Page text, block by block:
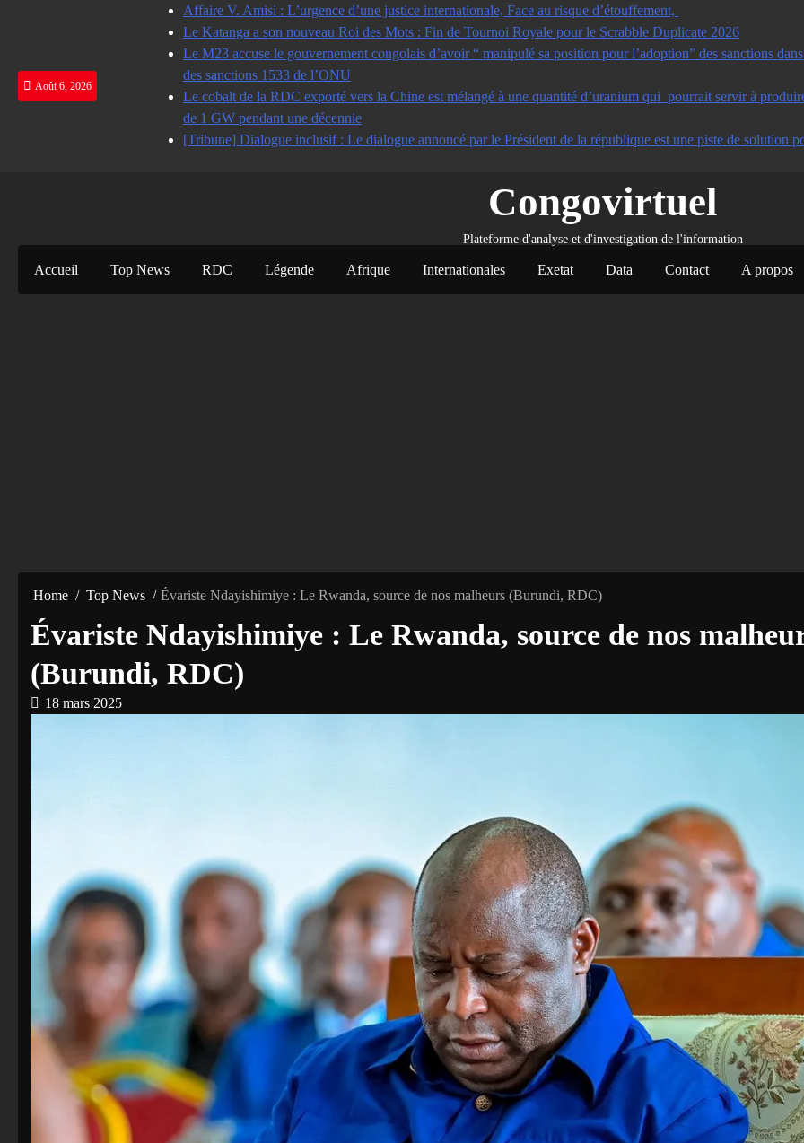
Août 6, 2026
Affaire V. Amisi : L’urgence d’une justice internationale, Face au risque d’étouffement,
Le Katanga a son nouveau Roi des Mots : Fin de Tournoi Royale pour le Scrabble Duplicate 2026
Le M23 accuse le gouvernement congolais d’avoir “ manipulé sa position pour l’adoption” des sanctions
des sanctions 1533 de l’ONU
Le cobalt de la RDC exporté vers la Chine est mélangé à une quantité d’uranium qui pourrait servir à
de 1 GW pendant une décennie
[Tribune] Dialogue inclusif : Le dialogue annoncé par le Président de la république est une piste de solution
Congovirtuel
Plateforme d'analyse et d'investigation de l'information
Accueil Top News RDC Légende Afrique Internationales Exetat Data Contact A propos
Home Top News Évariste Ndayishimiye : Le Rwanda, source de nos malheurs (Burundi, RDC)
Évariste Ndayishimiye : Le Rwanda, source de nos
(Burundi, RDC)
18 mars 2025